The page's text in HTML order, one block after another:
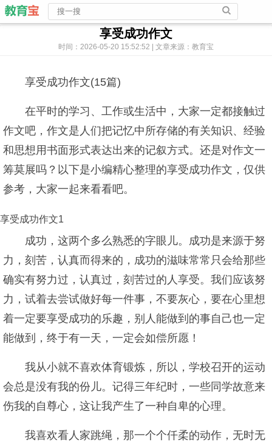
享受成功作文
时间：2026-05-20 15:52:52 | 文章来源：教育宝
享受成功作文(15篇)
在平时的学习、工作或生活中，大家一定都接触过
作文吧，作文是人们把记忆中所存储的有关知识、经验
和思想用书面形式表达出来的记叙方式。还是对作文一
筹莫展吗？以下是小编精心整理的享受成功作文，仅供
参考，大家一起来看看吧。
享受成功作文1
成功，这两个多么熟悉的字眼儿。成功是来源于努
力，刻苦，认真而得来的，成功的滋味常常只会给那些
确实有努力过，认真过，刻苦过的人享受。我们应该努
力，试着去尝试做好每一件事，不要灰心，要在心里想
着一定要享受成功的乐趣，别人能做到的事自己也一定
能做到，终于有一天，一定会如偿所愿！
我从小就不喜欢体育锻炼，所以，学校召开的运动
会总是没有我的份儿。记得三年纪时，一些同学故意来
伤我的自尊心，这让我产生了一种自卑的心理。
我喜欢看人家跳绳，那一个个仟柔的动作，无时无